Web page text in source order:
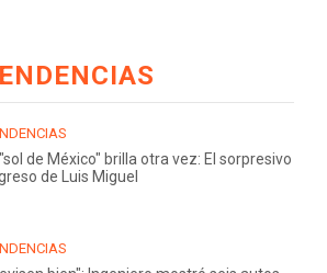
"sol de México" brilla otra vez: El sorpresivo
de Luis Miguel